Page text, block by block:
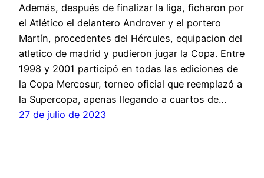
Además, después de finalizar la liga, ficharon por
el Atlético el delantero Androver y el portero
Martín, procedentes del Hércules, equipacion del
atletico de madrid y pudieron jugar la Copa. Entre
1998 y 2001 participó en todas las ediciones de
la Copa Mercosur, torneo oficial que reemplazó a
la Supercopa, apenas llegando a cuartos de…
27 de julio de 2023